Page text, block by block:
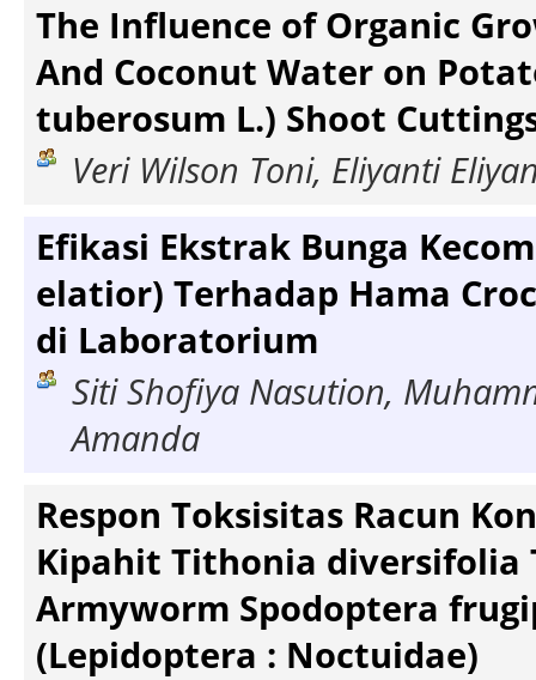
The Influence of Organic
And Coconut Water on
tuberosum L.) Shoot
Veri Wilson Toni, Eliyanti
Efikasi Ekstrak Bunga
elatior) Terhadap Hama
di Laboratorium
Siti Shofiya Nasution,
Amanda
Respon Toksisitas Racun
Kipahit Tithonia diversifolia
Armyworm Spodoptera
(Lepidoptera : Noctuidae)